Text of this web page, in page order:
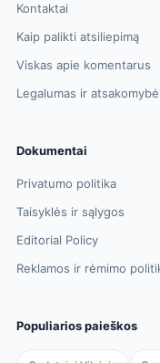
Kontaktai
Kaip palikti atsiliepimą
Viskas apie komentarus
Legalumas ir atsakomybė
Dokumentai
Privatumo politika
Taisyklės ir sąlygos
Editorial Policy
Reklamos ir rėmimo
Populiarios paieškos